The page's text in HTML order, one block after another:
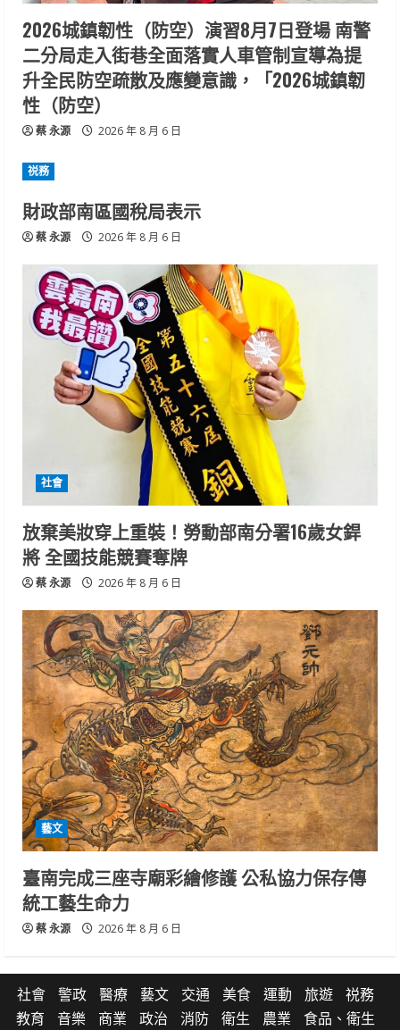
2026城鎮韌性（防空）演習8月7日登場 南警
二分局走入街巷全面落實人車管制宣導為提
升全民防空疏散及應變意識，「2026城鎮韌
性（防空）
蔡 永源 2026 年 8 月 6 日
祱務
財政部南區國稅局表示
蔡 永源 2026 年 8 月 6 日
社會
放棄美妝穿上重裝！勞動部南分署16歲女銲
將 全國技能競賽奪牌
蔡 永源 2026 年 8 月 6 日
藝文
臺南完成三座寺廟彩繪修護 公私協力保存傳
統工藝生命力
蔡 永源 2026 年 8 月 6 日
社會 警政 醫療 藝文 交通 美食 運動 旅遊
祱務
教育
音樂 商業 政治 消防 衛生 農業 食品、衛生